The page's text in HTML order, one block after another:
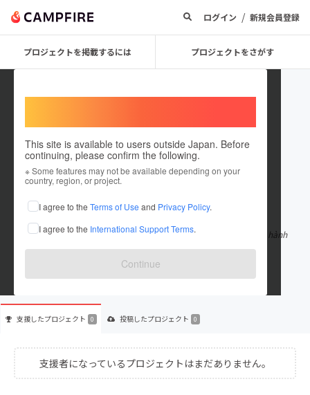
ログイン / 新規会員登録
プロジェクトを掲載するには プロジェクトをさがす
This site is available to users outside Japan. Before
continuing, please confirm the following.
※ Some features may not be available depending on your
country, region, or project.
I agree to the Terms of Use and Privacy Policy.
I agree to the International Support Terms.
Continue
c88seocomm
在住国：日本
出身国：日本
SC88 là nhà cái giải trí trực tuyến uy tín, nổi bật với mô hình vận hành
xanh chín, minh b もっと見る
支援したプロジェクト 0 投稿したプロジェクト 0
支援者になっているプロジェクトはまだありません。